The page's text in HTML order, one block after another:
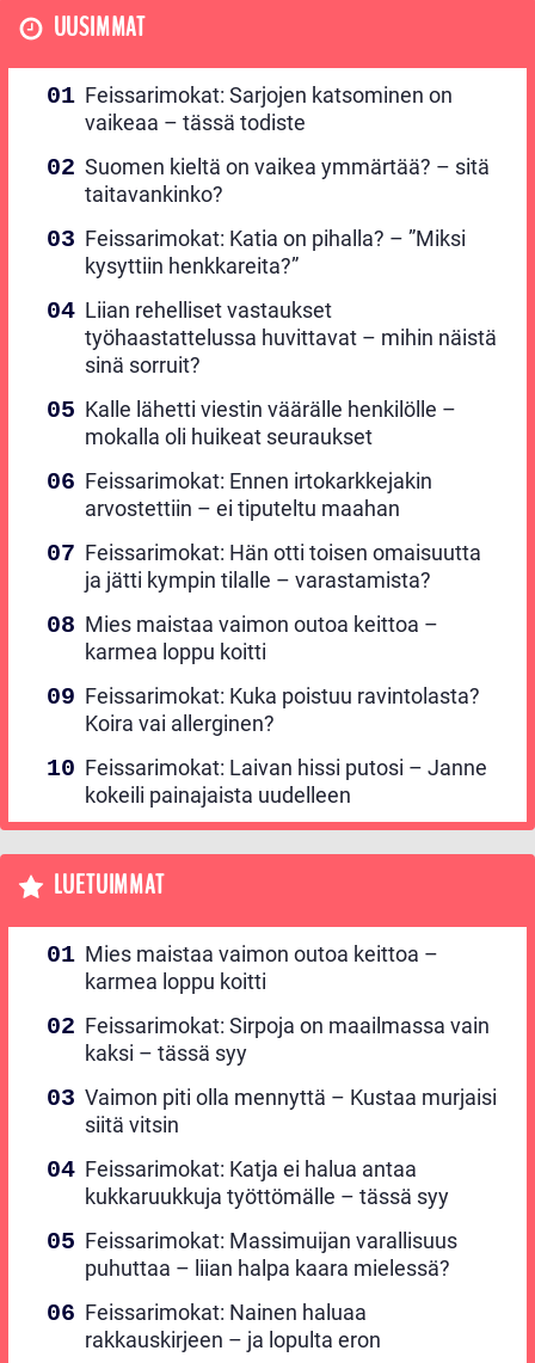
UUSIMMAT
Feissarimokat: Sarjojen katsominen on
vaikeaa – tässä todiste
Suomen kieltä on vaikea ymmärtää? – sitä
taitavankinko?
Feissarimokat: Katia on pihalla? – ”Miksi
kysyttiin henkkareita?”
Liian rehelliset vastaukset
työhaastattelussa huvittavat – mihin näistä
sinä sorruit?
Kalle lähetti viestin väärälle henkilölle –
mokalla oli huikeat seuraukset
Feissarimokat: Ennen irtokarkkejakin
arvostettiin – ei tiputeltu maahan
Feissarimokat: Hän otti toisen omaisuutta
ja jätti kympin tilalle – varastamista?
Mies maistaa vaimon outoa keittoa –
karmea loppu koitti
Feissarimokat: Kuka poistuu ravintolasta?
Koira vai allerginen?
Feissarimokat: Laivan hissi putosi – Janne
kokeili painajaista uudelleen
LUETUIMMAT
Mies maistaa vaimon outoa keittoa –
karmea loppu koitti
Feissarimokat: Sirpoja on maailmassa vain
kaksi – tässä syy
Vaimon piti olla mennyttä – Kustaa murjaisi
siitä vitsin
Feissarimokat: Katja ei halua antaa
kukkaruukkuja työttömälle – tässä syy
Feissarimokat: Massimuijan varallisuus
puhuttaa – liian halpa kaara mielessä?
Feissarimokat: Nainen haluaa
rakkauskirjeen – ja lopulta eron